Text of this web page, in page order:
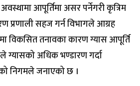
आपूर्तिमा असर पर्नेगरी कृत्रिम
प्रणाली सहज गर्न विभागले आग्रह
विकसित तनावका कारण ग्यास आपूर्ति
ग्यासको अधिक भण्डारण गर्दा
निगमले जनाएको छ ।